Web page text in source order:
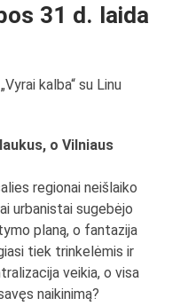
31 d. laida
kalba“ su Linu
o Vilniaus
regionai neišlaiko
urbanistai sugebėjo
planą, o fantazija
tiek trinkelėmis ir
veikia, o visa
naikinimą?